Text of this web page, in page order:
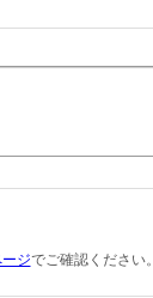
ジでご確認ください。